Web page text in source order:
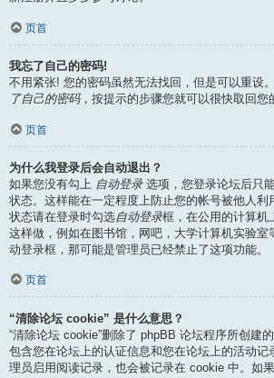
页首
我忘了自己的密码!
不用紧张! 您的密码虽然无法找回，但是可以重设
了自己的密码，按提示的步骤您就可以很快取回您
页首
为什么我登录后会自动退出？
如果您没有勾上 自动登录选项，您登录论坛后只
状态。这样能在一定程度上防止您的帐号被他人利
状态请在登录时勾选自动登录框，在公用的计算机
这样做，例如在图书馆，网吧，大学计算机实验室
动登录框，那可能是管理员已经禁止了这项功能。
页首
“清除论坛 cookie” 是什么意思？
“清除论坛 cookie”删除了 phpBB 论坛程序所创建
包含您在论坛上的认证信息和您在论坛上的活动记
理员启用阅读记录，也会被记录在 cookie 中。如